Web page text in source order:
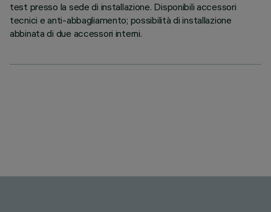
test presso la sede di installazione. Disponibili accessori
tecnici e anti-abbagliamento; possibilità di installazione
abbinata di due accessori interni.